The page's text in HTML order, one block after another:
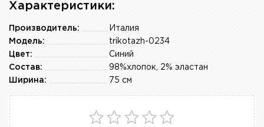
Характеристики:
Италия
Производитель:
trikotazh-0234
Модель:
Синий
Цвет:
98%хлопок, 2% эластан
Состав:
75 см
Ширина: